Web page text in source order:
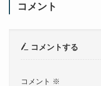
コメント
コメントする
コメント ※